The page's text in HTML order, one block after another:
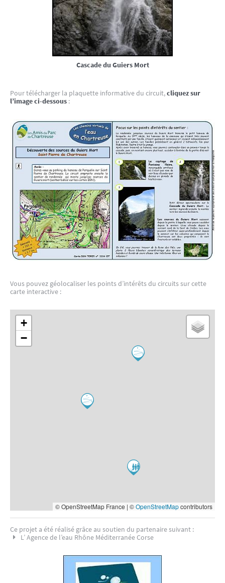
Cascade du Guiers Mort
Pour télécharger la plaquette informative du circuit,cliquez sur
l’image ci-dessous :
Vous pouvez géolocaliser les points d’intérêts du circuits sur cette
carte interactive :
+
−
© OpenStreetMap France | ©OpenStreetMapcontributors
Ce projet a été réalisé grâce au soutien du partenaire suivant :
L’ Agence de l’eau Rhône Méditerranée Corse